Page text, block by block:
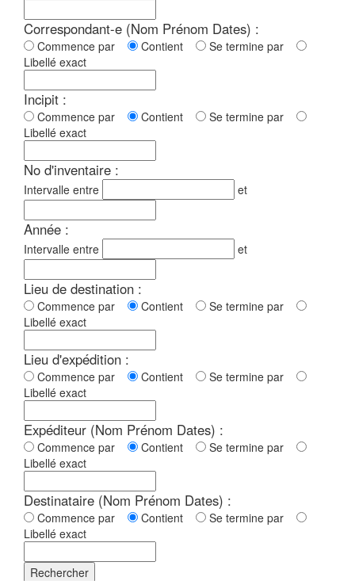
Correspondant-e (Nom Prénom Dates) :
Commence par Contient
Se termine par
Libellé exact
Incipit :
Commence par Contient
Se termine par
Libellé exact
No d'inventaire :
Intervalle entre et
Année :
Intervalle entre et
Lieu de destination :
Commence par Contient
Se termine par
Libellé exact
Lieu d'expédition :
Commence par Contient
Se termine par
Libellé exact
Expéditeur (Nom Prénom Dates) :
Commence par Contient
Se termine par
Libellé exact
Destinataire (Nom Prénom Dates) :
Commence par Contient
Se termine par
Libellé exact
Rechercher